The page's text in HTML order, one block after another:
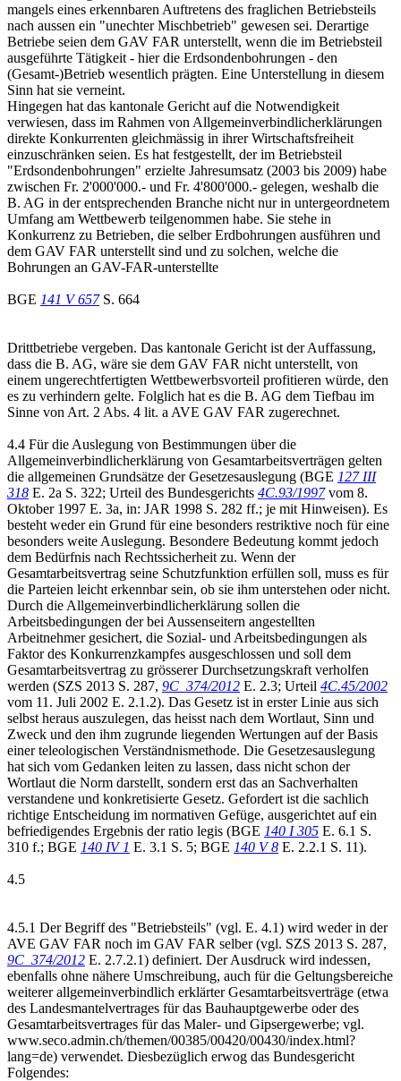
mangels eines erkennbaren Auftretens des fraglichen Betriebsteils
nach aussen ein "unechter Mischbetrieb" gewesen sei. Derartige
Betriebe seien dem GAV FAR unterstellt, wenn die im Betriebsteil
ausgeführte Tätigkeit - hier die Erdsondenbohrungen - den
(Gesamt-)Betrieb wesentlich prägten. Eine Unterstellung in diesem
Sinn hat sie verneint.
Hingegen hat das kantonale Gericht auf die Notwendigkeit
verwiesen, dass im Rahmen von Allgemeinverbindlicherklärungen
direkte Konkurrenten gleichmässig in ihrer Wirtschaftsfreiheit
einzuschränken seien. Es hat festgestellt, der im Betriebsteil
"Erdsondenbohrungen" erzielte Jahresumsatz (2003 bis 2009) habe
zwischen Fr. 2'000'000.- und Fr. 4'800'000.- gelegen, weshalb die
B. AG in der entsprechenden Branche nicht nur in untergeordnetem
Umfang am Wettbewerb teilgenommen habe. Sie stehe in
Konkurrenz zu Betrieben, die selber Erdbohrungen ausführen und
dem GAV FAR unterstellt sind und zu solchen, welche die
Bohrungen an GAV-FAR-unterstellte
BGE 141 V 657S. 664
Drittbetriebe vergeben. Das kantonale Gericht ist der Auffassung,
dass die B. AG, wäre sie dem GAV FAR nicht unterstellt, von
einem ungerechtfertigten Wettbewerbsvorteil profitieren würde, den
es zu verhindern gelte. Folglich hat es die B. AG dem Tiefbau im
Sinne von Art. 2 Abs. 4 lit. a AVE GAV FAR zugerechnet.
4.4 Für die Auslegung von Bestimmungen über die
Allgemeinverbindlicherklärung von Gesamtarbeitsverträgen gelten
die allgemeinen Grundsätze der Gesetzesauslegung (BGE 127 III
318 E. 2a S. 322; Urteil des Bundesgerichts 4C.93/1997vom 8.
Oktober 1997 E. 3a, in: JAR 1998 S. 282 ff.; je mit Hinweisen). Es
besteht weder ein Grund für eine besonders restriktive noch für eine
besonders weite Auslegung. Besondere Bedeutung kommt jedoch
dem Bedürfnis nach Rechtssicherheit zu. Wenn der
Gesamtarbeitsvertrag seine Schutzfunktion erfüllen soll, muss es für
die Parteien leicht erkennbar sein, ob sie ihm unterstehen oder nicht.
Durch die Allgemeinverbindlicherklärung sollen die
Arbeitsbedingungen der bei Aussenseitern angestellten
Arbeitnehmer gesichert, die Sozial- und Arbeitsbedingungen als
Faktor des Konkurrenzkampfes ausgeschlossen und soll dem
Gesamtarbeitsvertrag zu grösserer Durchsetzungskraft verholfen
werden (SZS 2013 S. 287, 9C_374/2012 E. 2.3; Urteil 4C.45/2002
vom 11. Juli 2002 E. 2.1.2). Das Gesetz ist in erster Linie aus sich
selbst heraus auszulegen, das heisst nach dem Wortlaut, Sinn und
Zweck und den ihm zugrunde liegenden Wertungen auf der Basis
einer teleologischen Verständnismethode. Die Gesetzesauslegung
hat sich vom Gedanken leiten zu lassen, dass nicht schon der
Wortlaut die Norm darstellt, sondern erst das an Sachverhalten
verstandene und konkretisierte Gesetz. Gefordert ist die sachlich
richtige Entscheidung im normativen Gefüge, ausgerichtet auf ein
befriedigendes Ergebnis der ratio legis (BGE 140 I 305 E. 6.1 S.
310 f.; BGE 140 IV 1 E. 3.1 S. 5; BGE 140 V 8 E. 2.2.1 S. 11).
4.5
4.5.1 Der Begriff des "Betriebsteils" (vgl. E. 4.1) wird weder in der
AVE GAV FAR noch im GAV FAR selber (vgl. SZS 2013 S. 287,
9C_374/2012 E. 2.7.2.1) definiert. Der Ausdruck wird indessen,
ebenfalls ohne nähere Umschreibung, auch für die Geltungsbereiche
weiterer allgemeinverbindlich erklärter Gesamtarbeitsverträge (etwa
des Landesmantelvertrages für das Bauhauptgewerbe oder des
Gesamtarbeitsvertrages für das Maler- und Gipsergewerbe; vgl.
www.seco.admin.ch/themen/00385/00420/00430/index.html?
lang=de) verwendet. Diesbezüglich erwog das Bundesgericht
Folgendes: